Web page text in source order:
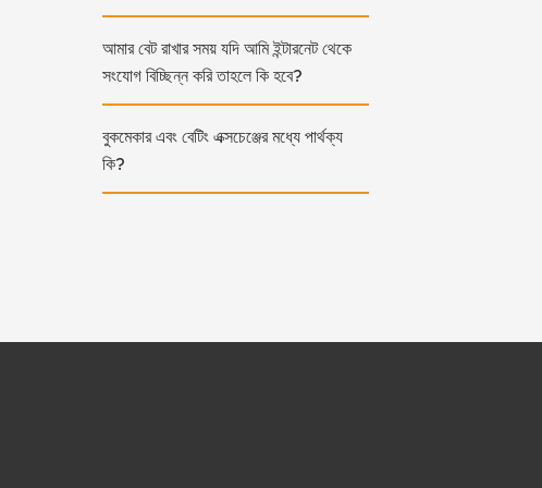
আমার বেট রাখার সময় যদি আমি ইন্টারনেট থেকে
সংযোগ বিচ্ছিন্ন করি তাহলে কি হবে?
বুকমেকার এবং বেটিং এক্সচেঞ্জের মধ্যে পার্থক্য
কি?